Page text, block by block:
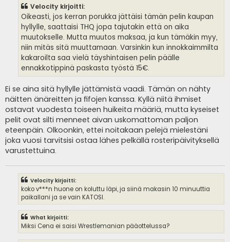
Velocity kirjoitti:
Oikeasti, jos kerran porukka jättäisi tämän pelin kaupan
hyllylle, saattaisi THQ jopa tajutakin että on aika
muutokselle. Mutta muutos maksaa, ja kun tämäkin myy,
niin mitäs sitä muuttamaan. Varsinkin kun innokkaimmilta
kakaroilta saa vielä täyshintaisen pelin päälle
ennakkotippinä paskasta työstä 15€.
Ei se aina sitä hyllylle jättämistä vaadi. Tämän on nähty
näitten änäreitten ja fifojen kanssa. Kyllä niitä ihmiset
ostavat vuodesta toiseen huikeita määriä, mutta kyseiset
pelit ovat silti menneet aivan uskomattoman paljon
eteenpäin. Olkoonkin, ettei noitakaan pelejä mielestäni
joka vuosi tarvitsisi ostaa lähes pelkällä rosteripäivityksellä
varustettuina.
Velocity kirjoitti:
koko v***n huone on koluttu läpi, ja siinä makasin 10 minuuttia
paikallani ja se vain KATOSI.
What kirjoitti:
Miksi Cena ei saisi Wrestlemanian pääottelussa?